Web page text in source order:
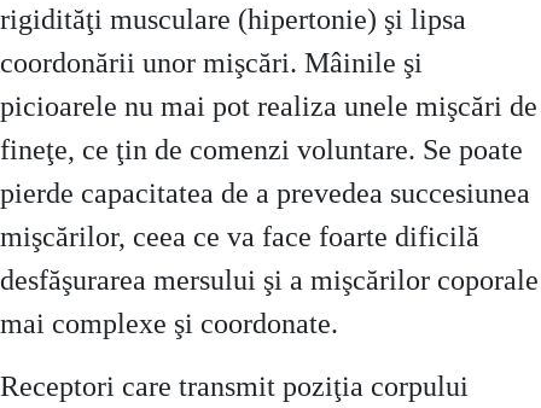
rigidităţi musculare (hipertonie) şi lipsa
coordonării unor mişcări. Mâinile şi
picioarele nu mai pot realiza unele mişcări de
fineţe, ce ţin de comenzi voluntare. Se poate
pierde capacitatea de a prevedea succesiunea
mişcărilor, ceea ce va face foarte dificilă
desfăşurarea mersului şi a mişcărilor coporale
mai complexe şi coordonate.
Receptori care transmit poziţia corpului